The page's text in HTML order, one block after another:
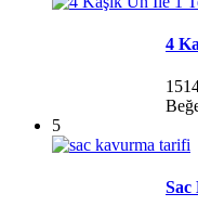
4
5